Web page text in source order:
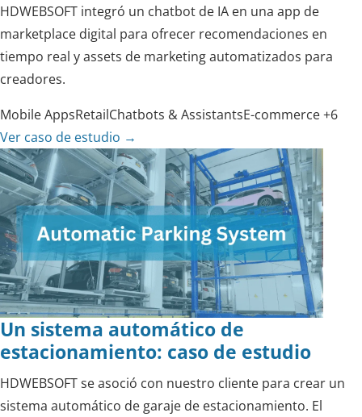
HDWEBSOFT integró un chatbot de IA en una app de
marketplace digital para ofrecer recomendaciones en
tiempo real y assets de marketing automatizados para
creadores.
Mobile AppsRetailChatbots & AssistantsE-commerce+6
Ver caso de estudio →
Un sistema automático de
estacionamiento: caso de estudio
HDWEBSOFT se asoció con nuestro cliente para crear un
sistema automático de garaje de estacionamiento. El